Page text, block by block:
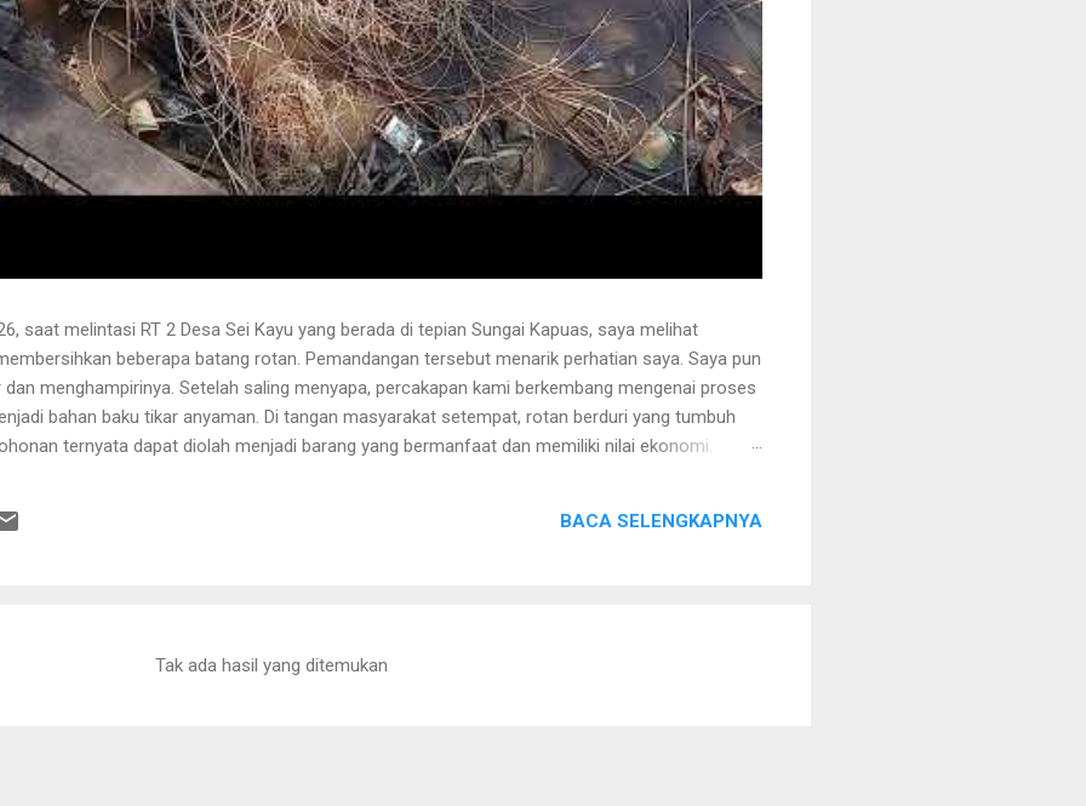
saat melintasi RT 2 Desa Sei Kayu yang berada di tepian Sungai Kapuas, saya melihat
beberapa batang rotan. Pemandangan tersebut menarik perhatian saya. Saya pun
menghampirinya. Setelah saling menyapa, percakapan kami berkembang mengenai proses
bahan baku tikar anyaman. Di tangan masyarakat setempat, rotan berduri yang tumbuh
ternyata dapat diolah menjadi barang yang bermanfaat dan memiliki nilai ekonomi.
berusia sekitar sepuluh tahun. Rotan dikenal memiliki banyak duri sehingga tidak mudah
sebelum menarik rotan, duri-duri pada bagian batang yang akan dipegang harus
BACA SELENGKAPNYA
Tak ada hasil yang ditemukan